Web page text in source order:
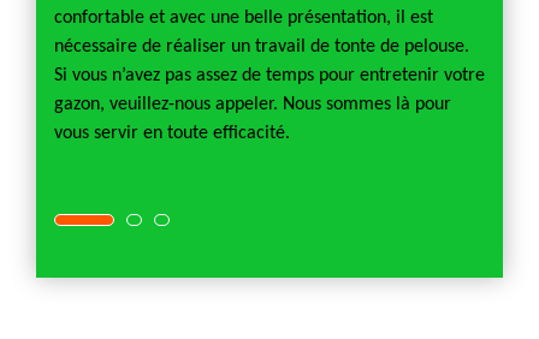
confortable et avec une belle présentation, il est
nécessaire de réaliser un travail de tonte de pelouse.
Si vous n’avez pas assez de temps pour entretenir votre
gazon, veuillez-nous appeler. Nous sommes là pour
vous servir en toute efficacité.